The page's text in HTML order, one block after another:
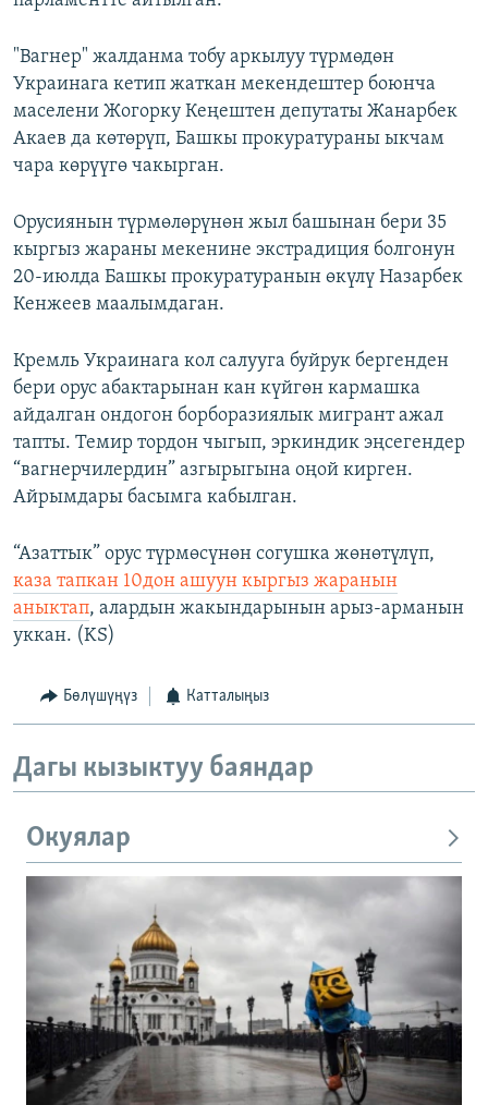
"Вагнер" жалданма тобу аркылуу түрмөдөн
Украинага кетип жаткан мекендештер боюнча
маселени Жогорку Кеңештен депутаты Жанарбек
Акаев да көтөрүп, Башкы прокуратураны ыкчам
чара көрүүгө чакырган.
Орусиянын түрмөлөрүнөн жыл башынан бери 35
кыргыз жараны мекенине экстрадиция болгонун
20-июлда Башкы прокуратуранын өкүлү Назарбек
Кенжеев маалымдаган.
Кремль Украинага кол салууга буйрук бергенден
бери орус абактарынан кан күйгөн кармашка
айдалган ондогон борборазиялык мигрант ажал
тапты. Темир тордон чыгып, эркиндик эңсегендер
“вагнерчилердин” азгырыгына оңой кирген.
Айрымдары басымга кабылган.
“Азаттык” орус түрмөсүнөн согушка жөнөтүлүп,
каза тапкан 10дон ашуун кыргыз жаранын
аныктап, алардын жакындарынын арыз-арманын
уккан. (KS)
Бөлүшүңүз Катталыңыз
Дагы кызыктуу баяндар
Окуялар